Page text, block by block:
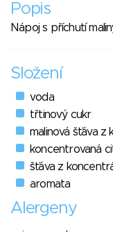
Popis
Nápoj s příchutí
Složení
voda
třtinový cukr
malinová šťáva z
koncentrovaná
šťáva z
aromata
Alergeny